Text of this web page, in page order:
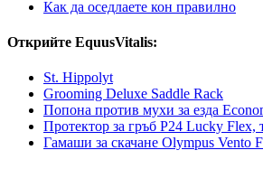
Как да оседлаете кон правилно
Открийте EquusVitalis:
St. Hippolyt
Grooming Deluxe Saddle Rack
Попона против мухи за езда
Протектор за гръб P24 Lucky Flex,
Гамаши за скачане Olympus